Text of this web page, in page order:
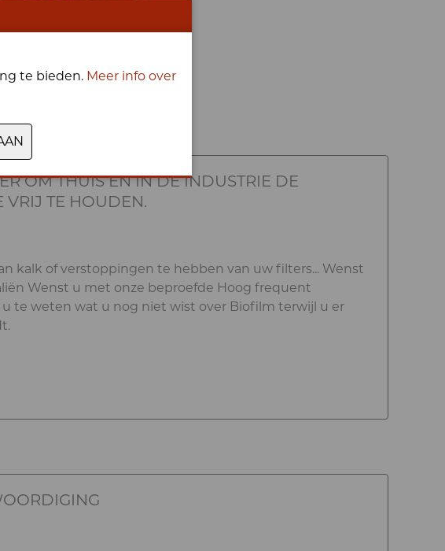
OM THUIS EN IN DE INDUSTRIE DE
VRIJ TE HOUDEN.
kalk of verstoppingen te hebben van uw filters... Wenst
Wenst u met onze beproefde Hoog frequent
te weten wat u nog niet wist over Biofilm terwijl u er
te bieden. Meer info over